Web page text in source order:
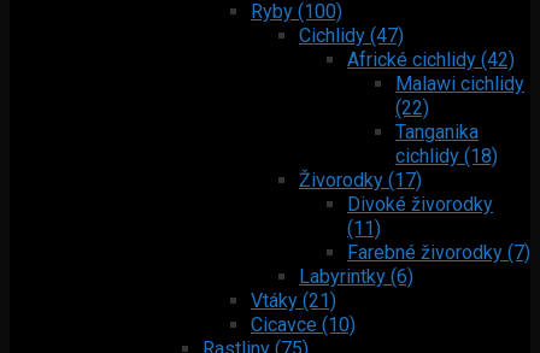
Ryby (100)
Cichlidy (47)
Africké cichlidy (42)
Malawi cichlidy
(22)
Tanganika
cichlidy (18)
Živorodky (17)
Divoké živorodky
(11)
Farebné živorodky (7)
Labyrintky (6)
Vtáky (21)
Cicavce (10)